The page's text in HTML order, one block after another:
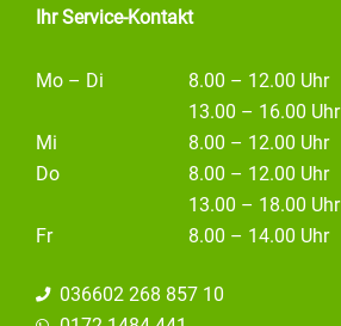
Ihr Service-Kontakt
Mo – Di
8.00 – 12.00 Uhr
13.00 – 16.00 Uhr
Mi
8.00 – 12.00 Uhr
Do
8.00 – 12.00 Uhr
13.00 – 18.00 Uhr
Fr
8.00 – 14.00 Uhr
036602 268 857 10